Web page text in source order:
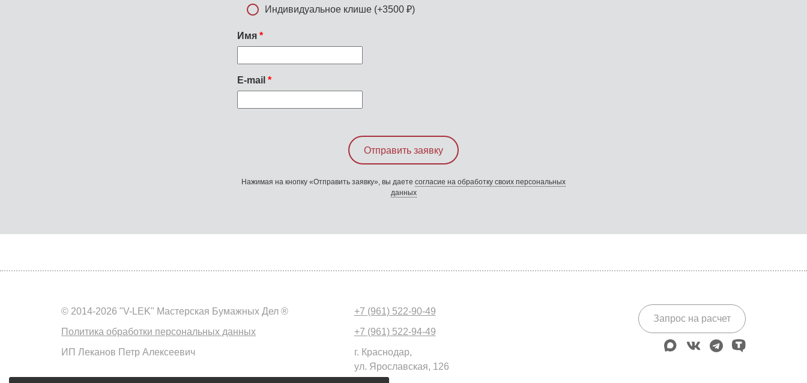
Индивидуальное клише (+3500 ₽)
Имя
E-mail
Нажимая на кнопку «Отправить заявку», вы даете согласие на обработку своих персональных
данных
+7 (961) 522-90-49
+7 (961) 522-94-49
г. Краснодар,
ул. Ярославская, 126
Запрос на расчет
max vk telegram
tenchat
© 2014-2026 "V-LEK" Мастерская Бумажных Дел ®
Политика обработки персональных данных
ИП Леканов Петр Алексеевич